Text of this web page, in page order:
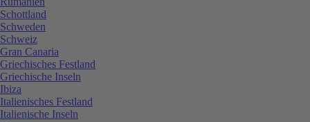
Schottland
Schweden
Schweiz
Gran Canaria
Griechisches Festland
Griechische Inseln
Ibiza
Italienisches Festland
Italienische Inseln